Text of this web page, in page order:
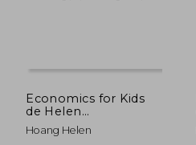
Economics for Kids
de Helen
Hoang(Helen Hoang)
(en Inglés)
Hoang Helen